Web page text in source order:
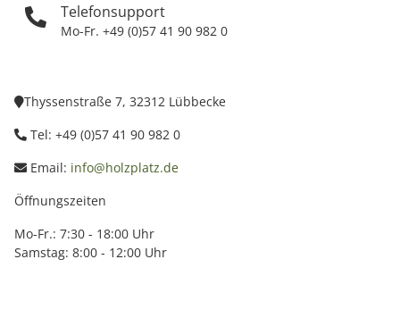
Telefonsupport
Mo-Fr. +49 (0)57 41 90 982 0
Thyssenstraße 7, 32312 Lübbecke
Tel: +49 (0)57 41 90 982 0
Email: info@holzplatz.de
Öffnungszeiten
Mo-Fr.: 7:30 - 18:00 Uhr
Samstag: 8:00 - 12:00 Uhr